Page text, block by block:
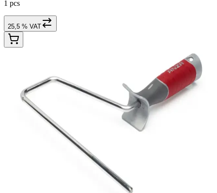
1 pcs
25,5 % VAT